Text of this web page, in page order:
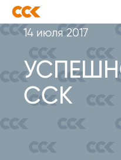
14 июля 2017
ССК